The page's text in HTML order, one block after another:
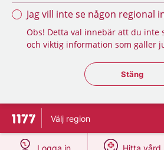
Jag vill inte se någon regional
Obs! Detta val innebär att du inte
och viktig information som gäller
Stäng
Stäng
Till startsidan för 1177
Välj region
Logga in
på 1177.se
Hitta vård
på